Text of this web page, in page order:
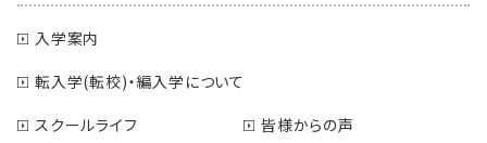
入学案内
転入学(転校)・編入学について
スクールライフ
皆様からの声